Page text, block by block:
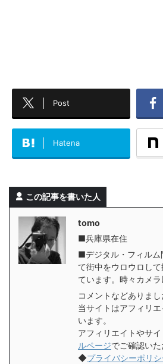
Post
Hatena
この記事を書いた人
tomo
■兵庫県在住
■デジタル・フィルム
て街中をウロウロし
ています。時々カメラ
コメントなどありまし
当サイトはアフィリ
います。
アフィリエイトやサ
ルページでご確認い
◆プライバシーポリ